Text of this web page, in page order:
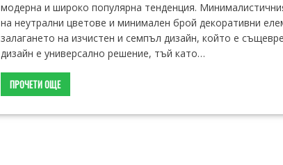
модерна и широко популярна тенденция.
на неутрални цветове и минимален брой декоративни
залагането на изчистен и семпъл дизайн, който е
дизайн е универсално решение, тъй като…
ПРОЧЕТИ ОЩЕ